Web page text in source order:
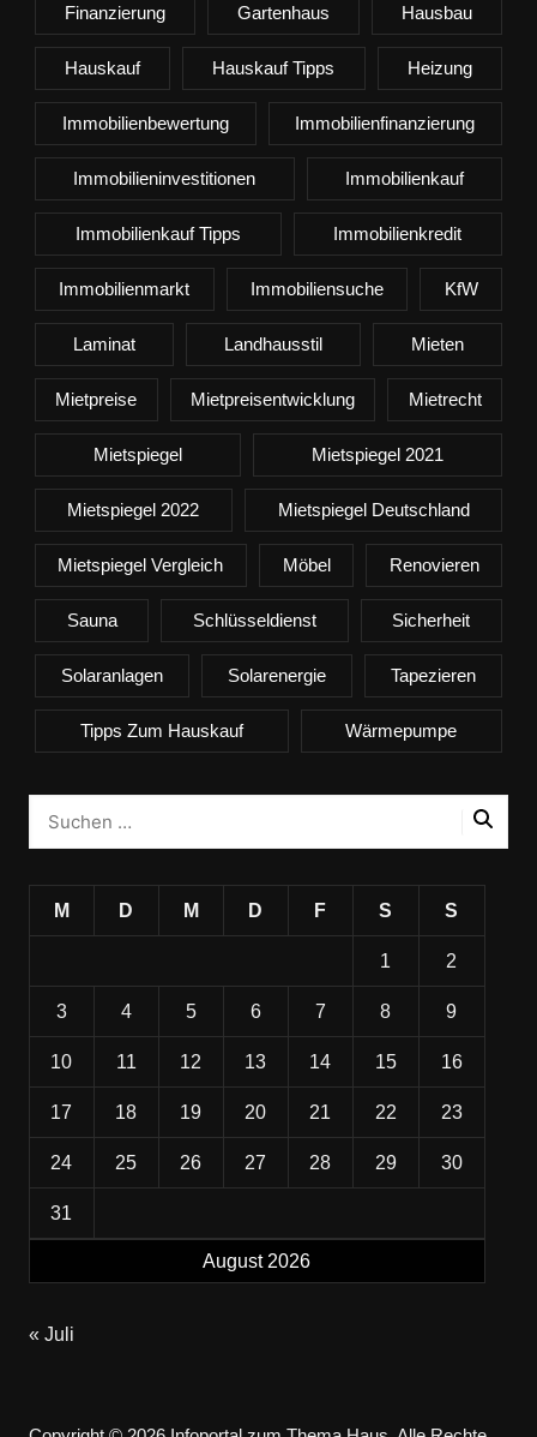
Finanzierung Gartenhaus Hausbau
Hauskauf Hauskauf Tipps Heizung
Immobilienbewertung Immobilienfinanzierung
Immobilieninvestitionen Immobilienkauf
Immobilienkauf Tipps Immobilienkredit
Immobilienmarkt Immobiliensuche KfW
Laminat Landhausstil Mieten
Mietpreise Mietpreisentwicklung Mietrecht
Mietspiegel Mietspiegel 2021
Mietspiegel 2022 Mietspiegel Deutschland
Mietspiegel Vergleich Möbel Renovieren
Sauna Schlüsseldienst Sicherheit
Solaranlagen Solarenergie Tapezieren
Tipps Zum Hauskauf Wärmepumpe
August 2026
M D M D F S S
1 2
3 4 5 6 7 8 9
10 11 12 13 14 15 16
17 18 19 20 21 22 23
24 25 26 27 28 29 30
31
« Juli